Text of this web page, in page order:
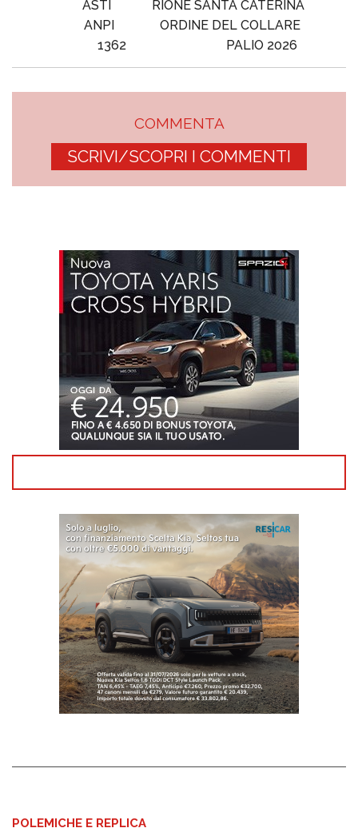
ASTI
RIONE SANTA CATERINA
ANPI
ORDINE DEL COLLARE
1362
PALIO 2026
COMMENTA
SCRIVI/SCOPRI I COMMENTI
POLEMICHE E REPLICA